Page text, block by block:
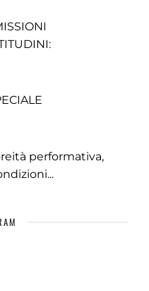
performativa,